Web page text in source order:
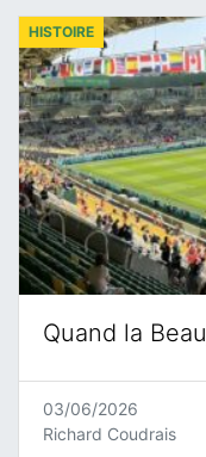
Quand la
HISTOIRE
03/06/2026
Richard Coudrais